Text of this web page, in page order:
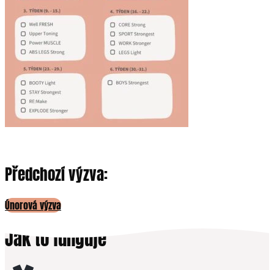
Předchozí výzva:
Únorová výzva
Jak to funguje